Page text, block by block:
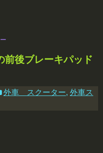
前後ブレーキパッド
外車 スクーター,外車ス